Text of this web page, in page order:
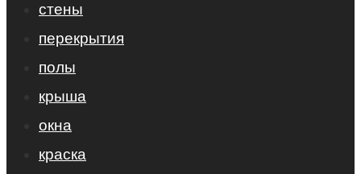
стены
перекрытия
полы
крыша
окна
краска